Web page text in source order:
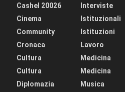
Cashel 20026
Cinema
Community
Cronaca
Cultura
Cultura
Diplomazia
Interviste
Istituzionali
Istituzioni
Lavoro
Medicina
Medicina
Musica